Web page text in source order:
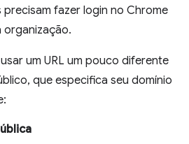
fazer login no Chrome
organização.
um URL um pouco diferente
que especifica seu domínio